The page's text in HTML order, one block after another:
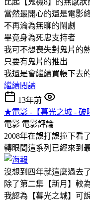
當然最開心的還是電影
不再淪為無聊的鬧劇
畢竟身為死忠支持者
我可不想喪失對鬼片的
只要有鬼片的推出
我還是會繼續買帳下去
繼續閱讀
13年前
★電影 -【暮光之城 - 破
電影 電影評論
2008年在誤打誤撞下看
轉眼間這系列已經來到
沒想到四年就這麼過去
除了第二集【新月】較
我認為【暮光之城】可